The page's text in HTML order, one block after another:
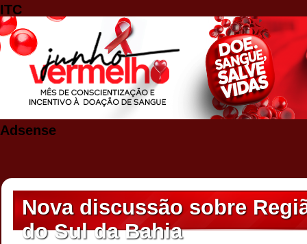
ITC
Adsense
Nova discussão sobre
do Sul da Bahia